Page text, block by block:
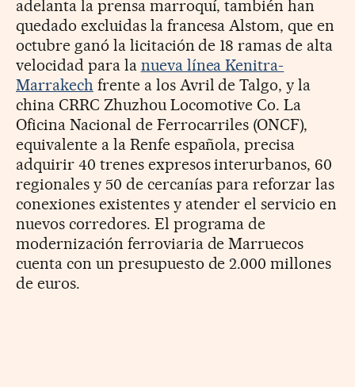
adelanta la prensa marroquí, también han
quedado excluidas la francesa Alstom, que en
octubre ganó la licitación de 18 ramas de alta
velocidad para la nueva línea Kenitra-
Marrakech frente a los Avril de Talgo, y la
china CRRC Zhuzhou Locomotive Co. La
Oficina Nacional de Ferrocarriles (ONCF),
equivalente a la Renfe española, precisa
adquirir 40 trenes expresos interurbanos, 60
regionales y 50 de cercanías para reforzar las
conexiones existentes y atender el servicio en
nuevos corredores. El programa de
modernización ferroviaria de Marruecos
cuenta con un presupuesto de 2.000 millones
de euros.